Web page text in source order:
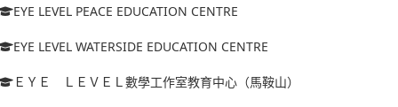
EYE LEVEL PEACE EDUCATION CENTRE
EYE LEVEL WATERSIDE EDUCATION CENTRE
ＥＹＥ ＬＥＶＥＬ數學工作室教育中心（馬鞍山）